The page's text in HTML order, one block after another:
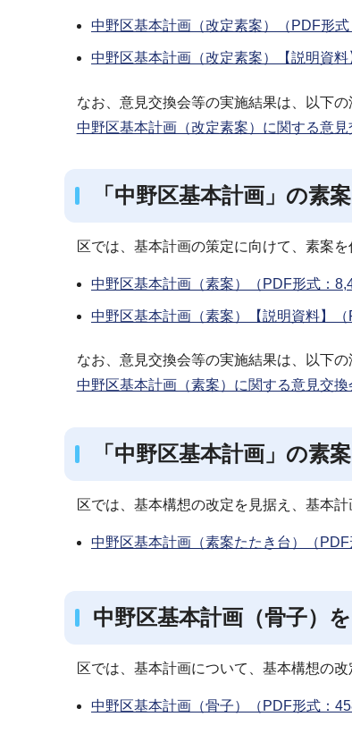
中野区基本計画（改定素案）（PDF形式
中野区基本計画（改定素案）【説明資料
なお、意見交換会等の実施結果は、以下の
中野区基本計画（改定素案）に関する意
「中野区基本計画」の素
区では、基本計画の策定に向けて、素案
中野区基本計画（素案）（PDF形式：
中野区基本計画（素案）【説明資料】（
なお、意見交換会等の実施結果は、以下の
中野区基本計画（素案）に関する意見交
「中野区基本計画」の素
区では、基本構想の改定を見据え、基本
中野区基本計画（素案たたき台）（PDF
中野区基本計画（骨子）
区では、基本計画について、基本構想の
中野区基本計画（骨子）（PDF形式：